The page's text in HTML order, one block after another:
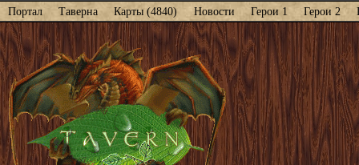
Портал Таверна Карты (4840) Новости Герои 1 Герои 2